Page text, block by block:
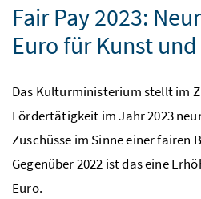
Fair Pay2023:
Euro für Kunst
Das Kulturministerium stellt im
Fördertätigkeit im Jahr 2023
Zuschüsse im Sinne einer fairen
Gegenüber 2022 ist das eine
Euro.